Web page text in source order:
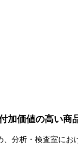
加価値の高い
分析・検査室に